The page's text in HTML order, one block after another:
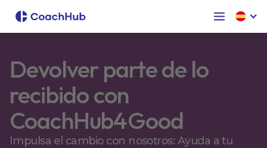
Devolver parte de lo
recibido con
CoachHub4Good
Impulsa el cambio con nosotros: Ayuda a tu